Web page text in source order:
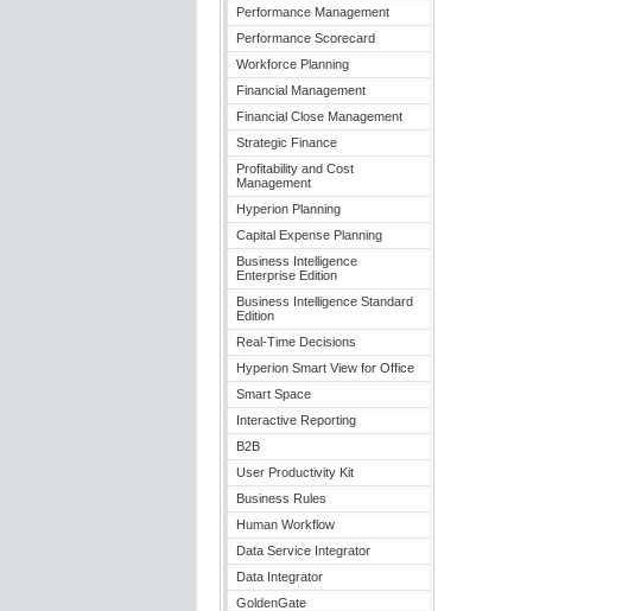
Performance Management
Performance Scorecard
Workforce Planning
Financial Management
Financial Close Management
Strategic Finance
Profitability and Cost
Management
Hyperion Planning
Capital Expense Planning
Business Intelligence
Enterprise Edition
Business Intelligence Standard
Edition
Real-Time Decisions
Hyperion Smart View for Office
Smart Space
Interactive Reporting
B2B
User Productivity Kit
Business Rules
Human Workflow
Data Service Integrator
Data Integrator
GoldenGate